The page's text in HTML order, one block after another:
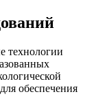
технологии
обеспечения